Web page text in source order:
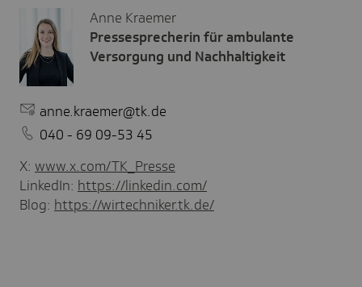
Anne Kraemer
Pressesprecherin für ambulante
Versorgung und Nachhaltigkeit
anne.kraemer@tk.de
040 - 69 09-53 45
X: www.x.com/TK_Presse
LinkedIn: https://linkedin.com/
Blog: https://wirtechniker.tk.de/